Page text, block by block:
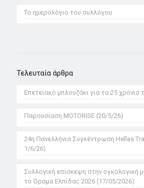
Το ημερολόγιο του συλλόγου
Τελευταία άρθρα
Επετειακό μπλουζάκι για τα 25 χρόνια
Παρουσίαση MOTORISE (20/5/26)
24η Πανελλήνια Συγκέντρωση Hellas
1/6/26)
Συλλογική επίσκεψη στην ογκολογική
το Όραμα Ελπίδας 2026 (17/05/2026)